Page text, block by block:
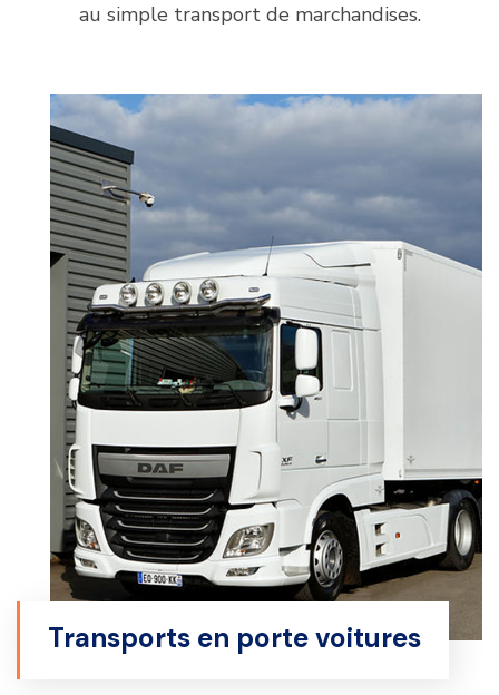
au simple transport de marchandises.
Transports en porte voitures